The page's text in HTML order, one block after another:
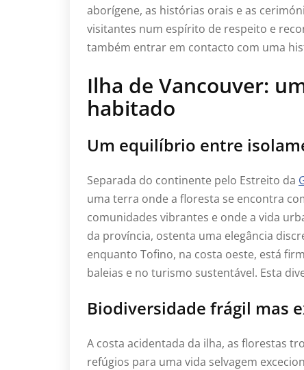
aborígene, as histórias orais e as
visitantes num espírito de respeito e
também entrar em contacto com uma
Ilha de Vancouver:
habitado
Um equilíbrio entre
Separada do continente pelo Estreito da
uma terra onde a floresta se encontra
comunidades vibrantes e onde a vida
da província, ostenta uma elegância
enquanto Tofino, na costa oeste, está
baleias e no turismo sustentável. Esta
Biodiversidade frágil mas
A costa acidentada da ilha, as florestas
refúgios para uma vida selvagem